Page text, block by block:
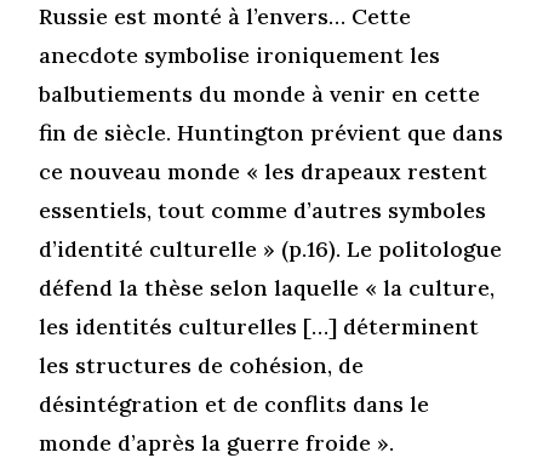
Russie est monté à l’envers… Cette
anecdote symbolise ironiquement les
balbutiements du monde à venir en cette
fin de siècle. Huntington prévient que dans
ce nouveau monde « les drapeaux restent
essentiels, tout comme d’autres symboles
d’identité culturelle » (p.16). Le politologue
défend la thèse selon laquelle « la culture,
les identités culturelles […] déterminent
les structures de cohésion, de
désintégration et de conflits dans le
monde d’après la guerre froide ».